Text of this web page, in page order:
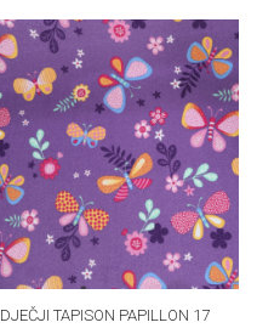
DJEČJI TAPISON PAPILLON 17